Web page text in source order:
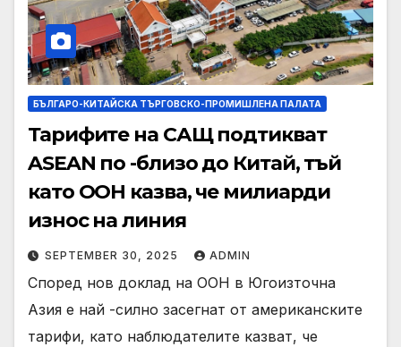
БЪЛГАРО-КИТАЙСКА ТЪРГОВСКО-ПРОМИШЛЕНА ПАЛАТА
Тарифите на САЩ подтикват
ASEAN по -близо до Китай, тъй
като ООН казва, че милиарди
износ на линия
SEPTEMBER 30, 2025 ADMIN
Според нов доклад на ООН в Югоизточна
Азия е най -силно засегнат от американските
тарифи, като наблюдателите казват, че